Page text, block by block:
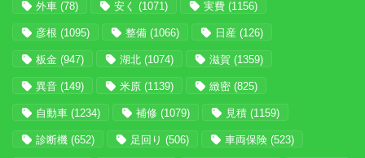
外車 (78) 安く (1071) 実費 (1156)
彦根 (1095) 整備 (1066) 日産 (126)
板金 (947) 湖北 (1074) 滋賀 (1359)
異音 (149) 米原 (1139) 緻密 (825)
自動車 (1234) 補修 (1079) 見積 (1159)
診断機 (652) 足回り (506) 車両保険 (523)